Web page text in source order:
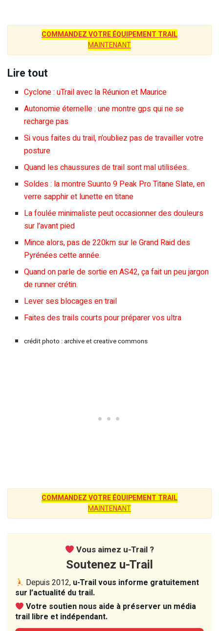
COMMANDEZ VOTRE ÉQUIPEMENT TRAIL
MAINTENANT
Lire tout
Cyclone : uTrail avec la Réunion et Maurice
Autonomie éternelle : une montre gps qui ne se
recharge pas
Si vous faites du trail, n’oubliez pas de travailler votre
posture
Quand les chaussures de trail sont mal utilisées..
Soldes : la montre Suunto 9 Peak Pro Titane Slate, en
verre sapphir et lunette en titane
La foulée minimaliste peut occasionner des douleurs
sur l’avant pied
Mince alors, pas de 220km sur le Grand Raid des
Pyrénées cette année.
Quand on parle de sortie en AS42, ça fait un peu jargon
de runner crétin.
Lever ses blocages en trail
Faites des trails courts pour préparer vos ultra
crédit photo : archive et creative commons
COMMANDEZ VOTRE ÉQUIPEMENT TRAIL
MAINTENANT
Vous aimez u-Trail ?
Soutenez u-Trail
Depuis 2012, u-Trail vous informe gratuitement
sur l’actualité du trail.
Votre soutien nous aide à préserver un média
trail libre et indépendant.